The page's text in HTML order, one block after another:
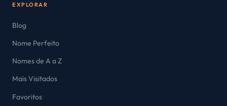
EXPLORAR
Blog
Nome Perfeito
Nomes de A a Z
Mais Visitados
Favoritos